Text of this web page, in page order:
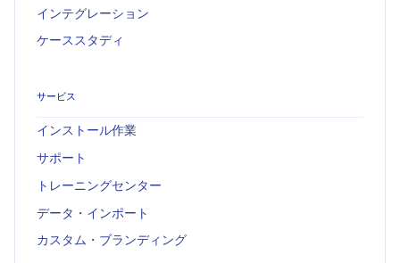
インテグレーション
ケーススタディ
サービス
インストール作業
サポート
トレーニングセンター
データ・インポート
カスタム・ブランディング